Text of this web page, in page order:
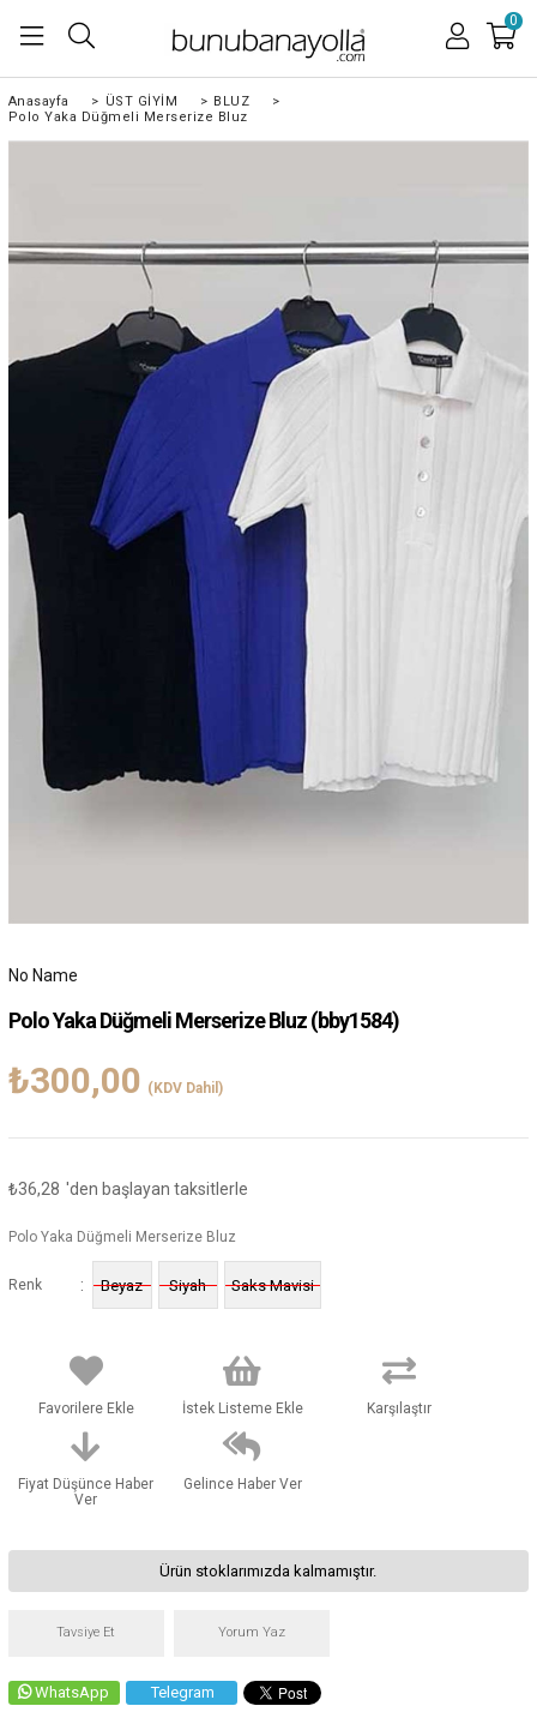
0
Anasayfa > ÜST GİYİM > BLUZ
>
Polo Yaka Düğmeli Merserize Bluz
No Name
Polo Yaka Düğmeli Merserize Bluz(bby1584)
₺300,00 (KDV Dahil)
₺36,28 'den başlayan taksitlerle
Polo Yaka Düğmeli Merserize Bluz
Renk : Beyaz Siyah Saks Mavisi
Favorilere Ekle İstek Listeme Ekle Karşılaştır
Fiyat Düşünce Haber
Ver
Gelince Haber Ver
Ürün stoklarımızda kalmamıştır.
Tavsiye Et Yorum Yaz
WhatsApp Telegram